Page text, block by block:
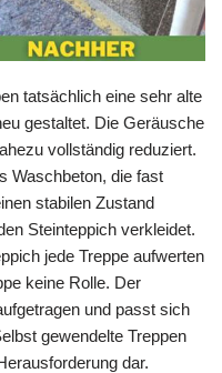
tatsächlich eine sehr alte
gestaltet. Die Geräusche
vollständig reduziert.
Waschbeton, die fast
stabilen Zustand
Steinteppich verkleidet.
jede Treppe aufwerten
keine Rolle. Der
und passt sich
gewendelte Treppen
dar.